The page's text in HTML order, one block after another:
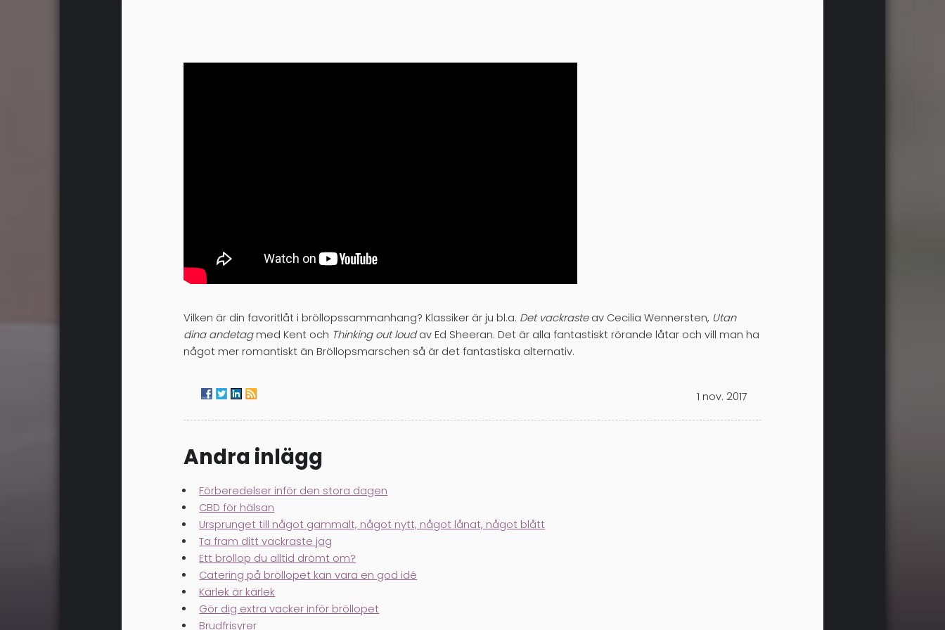
Vilken är din favoritlåt i bröllopssammanhang? Klassiker är ju bl.a. Det vackrasteav Cecilia Wennersten, Utan
dina andetag med Kent och Thinking out loudav Ed Sheeran. Det är alla fantastiskt rörande låtar och vill man ha
något mer romantiskt än Bröllopsmarschen så är det fantastiska alternativ.
1 nov. 2017
Andra inlägg
Förberedelser inför den stora dagen
CBD för hälsan
Ursprunget till något gammalt, något nytt, något lånat, något blått
Ta fram ditt vackraste jag
Ett bröllop du alltid drömt om?
Catering på bröllopet kan vara en god idé
Kärlek är kärlek
Gör dig extra vacker inför bröllopet
Brudfrisyrer